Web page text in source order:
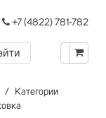
+7 (4822) 781-782
Категории